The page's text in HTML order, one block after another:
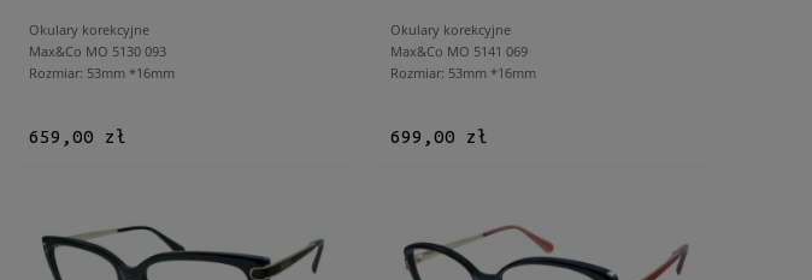
Okulary korekcyjne
Max&Co MO 5130 093
Rozmiar: 53mm *16mm
659,00 zł
Okulary korekcyjne
Max&Co MO 5141 069
Rozmiar: 53mm *16mm
699,00 zł